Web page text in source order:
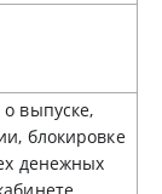
выпуске,
блокировке
денежных